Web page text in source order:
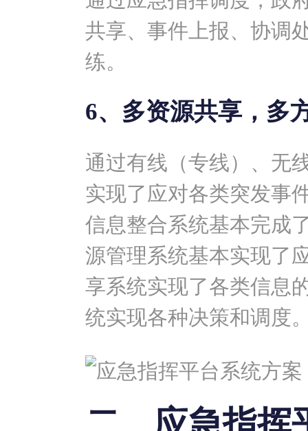
共享、事件上报、协调
练。
6、多资源共享，多
通过有线（专线）、无
实现了应对各类突发事
信息整合系统基本完成
源管理系统基本实现了
享系统实现了各类信息
统实现各种决策和调度